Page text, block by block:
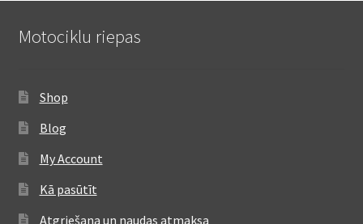
Motociklu riepas
Shop
Blog
My Account
Kā pasūtīt
Atgriešana un naudas atmaksa